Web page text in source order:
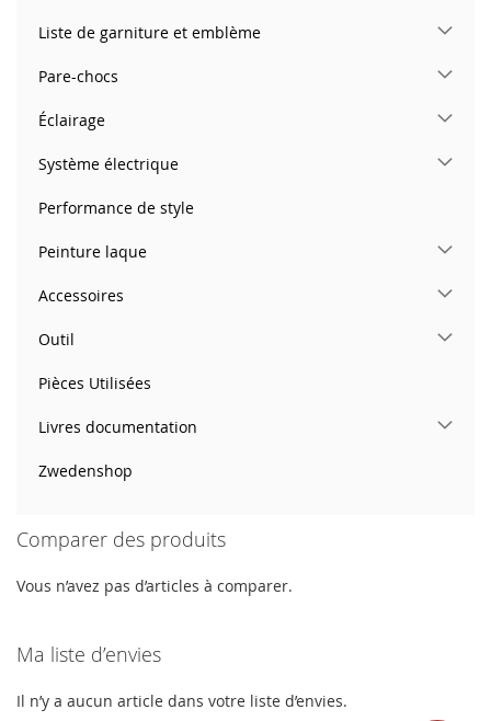
Liste de garniture et emblème
Pare-chocs
Éclairage
Système électrique
Performance de style
Peinture laque
Accessoires
Outil
Pièces Utilisées
Livres documentation
Zwedenshop
Comparer des produits
Vous n’avez pas d’articles à comparer.
Ma liste d’envies
Il n’y a aucun article dans votre liste d’envies.